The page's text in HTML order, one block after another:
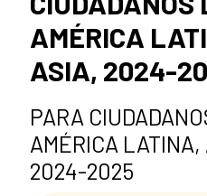
AMÉRICA
ASIA, 2024-
PARA
AMÉRICA LATINA,
2024-2025